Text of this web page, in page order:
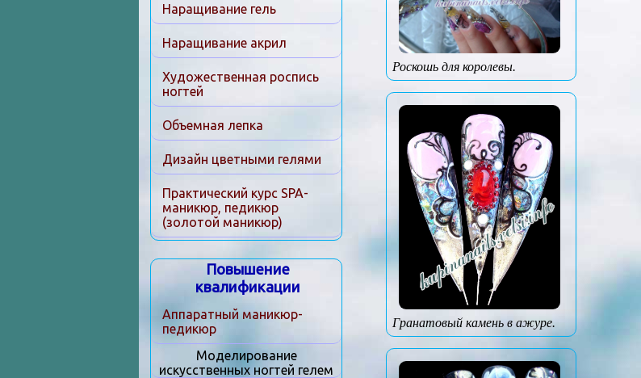
Роскошь для королевы.
Гранатовый камень в ажуре.
Наращивание гель
Наращивание акрил
Художественная роспись
ногтей
Объемная лепка
Дизайн цветными гелями
Практический курс SPA-
маникюр, педикюр
(золотой маникюр)
Повышение
квалификации
Аппаратный маникюр-
педикюр
Моделирование
искусственных ногтей гелем